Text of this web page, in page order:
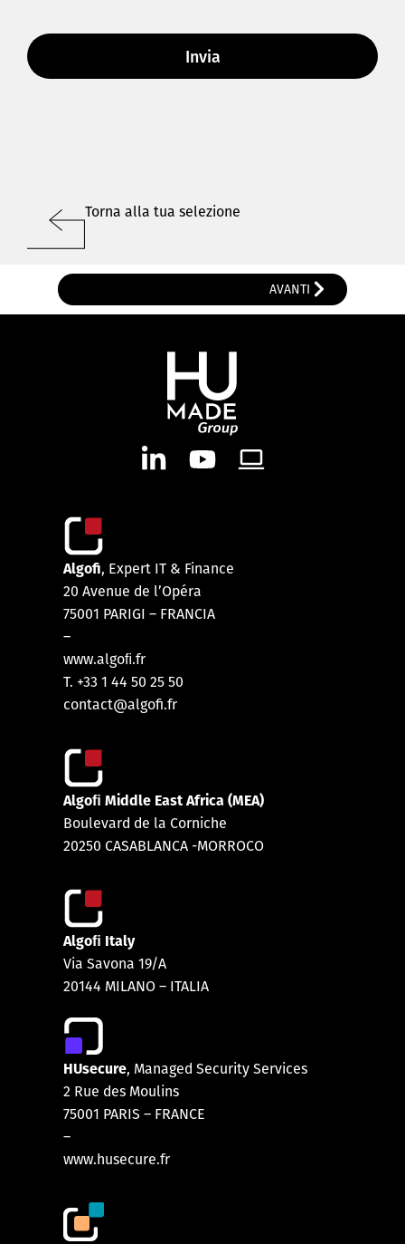
Torna alla tua selezione
AVANTI
Algofi, Expert IT & Finance
20 Avenue de l’Opéra
75001 PARIGI – FRANCIA
–
www.algoﬁ.fr
T. +33 1 44 50 25 50
contact@algofi.fr
Algoﬁ Middle East Africa (MEA)
Boulevard de la Corniche
20250 CASABLANCA -MORROCO
Algoﬁ Italy
Via Savona 19/A
20144 MILANO – ITALIA
HUsecure, Managed Security Services
2 Rue des Moulins
75001 PARIS – FRANCE
–
www.husecure.fr